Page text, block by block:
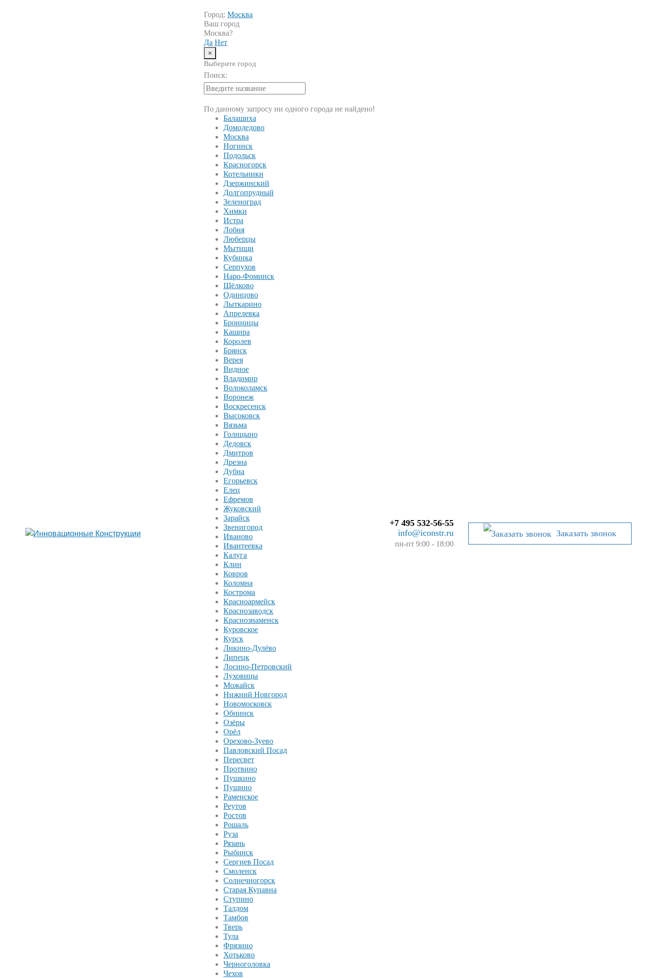
Город: Москва
Ваш город
Москва?
Да Нет
×
Выберите город
Поиск:
По данному запросу ни одного города не найдено!
Балашиха
Домодедово
Москва
Ногинск
Подольск
Красногорск
Котельники
Дзержинский
Долгопрудный
Зеленоград
Химки
Истра
Лобня
Люберцы
Мытищи
Кубинка
Серпухов
Наро-Фоминск
Щёлково
Одинцово
Лыткарино
Апрелевка
Бронницы
Кашира
Королев
Брянск
Верея
Видное
Владимир
Волоколамск
Воронеж
Воскресенск
Высоковск
Вязьма
Голицыно
Дедовск
Дмитров
Дрезна
Дубна
Егорьевск
Елец
Ефремов
Жуковский
Зарайск
Звенигород
Иваново
Ивантеевка
Калуга
Клин
Ковров
Коломна
Кострома
Красноармейск
Краснозаводск
Краснознаменск
Куровское
Курск
Ликино-Дулёво
Липецк
Лосино-Петровский
Луховицы
Можайск
Нижний Новгород
Новомосковск
Обнинск
Озёры
Орёл
Орехово-Зуево
Павловский Посад
Пересвет
Протвино
Пушкино
Пущино
Раменское
Реутов
Ростов
Рошаль
Руза
Рязань
Рыбинск
Сергиев Посад
Смоленск
Солнечногорск
Старая Купавна
Ступино
Талдом
Тамбов
Тверь
Тула
Фрязино
Хотьково
Черноголовка
Чехов
+7 495 532-56-55
info@iconstr.ru
пн-пт 9:00 - 18:00
Заказать звонок